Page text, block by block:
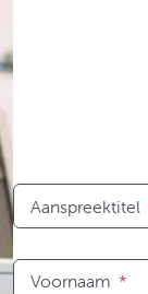
Aanspreektitel
Voornaam *